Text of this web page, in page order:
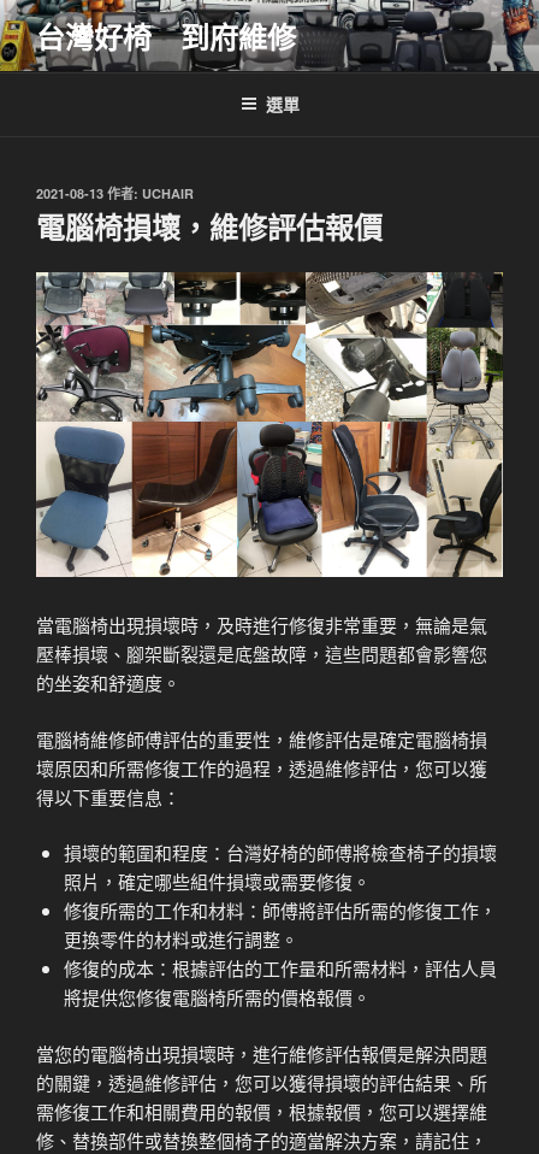
跳
至
主
台灣好椅 到府維修
選單
發
佈
於
2021-08-13 作者: UCHAIR
電腦椅損壞，維修評估報價
當電腦椅出現損壞時，及時進行修復非常重要，無論是氣
壓棒損壞、腳架斷裂還是底盤故障，這些問題都會影響您
的坐姿和舒適度。
電腦椅維修師傅評估的重要性，維修評估是確定電腦椅損
壞原因和所需修復工作的過程，透過維修評估，您可以獲
得以下重要信息：
損壞的範圍和程度：台灣好椅的師傅將檢查椅子的損壞
照片，確定哪些組件損壞或需要修復。
修復所需的工作和材料：師傅將評估所需的修復工作，
更換零件的材料或進行調整。
修復的成本：根據評估的工作量和所需材料，評估人員
將提供您修復電腦椅所需的價格報價。
當您的電腦椅出現損壞時，進行維修評估報價是解決問題
的關鍵，透過維修評估，您可以獲得損壞的評估結果、所
需修復工作和相關費用的報價，根據報價，您可以選擇維
修、替換部件或替換整個椅子的適當解決方案，請記住，